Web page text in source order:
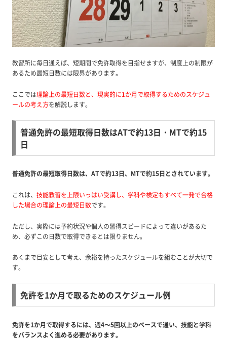
教習所に毎日通えば、短期間で免許取得を目指せますが、制度上の制限が
あるため最短日数には限界があります。
ここでは理論上の最短日数と、現実的に1か月で取得するためのスケジュ
ールの考え方を解説します。
普通免許の最短取得日数はATで約13日・MTで約15
日
普通免許の最短取得日数は、ATで約13日、MTで約15日とされています。
これは、 技能教習を上限いっぱい受講し、学科や検定もすべて一発で合格
した場合の理論上の最短日数です。
ただし、実際には予約状況や個人の習得スピードによって違いがあるた
め、必ずこの日数で取得できるとは限りません。
あくまで目安として考え、余裕を持ったスケジュールを組むことが大切で
す。
免許を1か月で取るためのスケジュール例
免許を1か月で取得するには、週4〜5回以上のペースで通い、技能と学科
をバランスよく進める必要があります。